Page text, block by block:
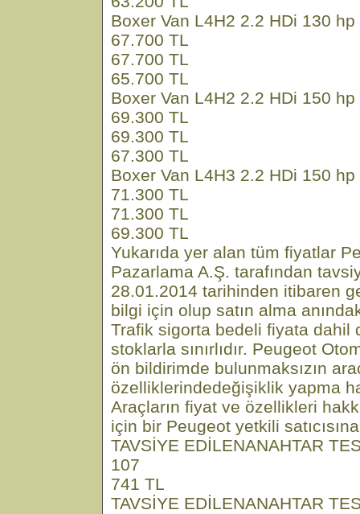
Boxer Van L4H2 2.2 HDi 130
67.700 TL
67.700 TL
65.700 TL
Boxer Van L4H2 2.2 HDi 150
69.300 TL
69.300 TL
67.300 TL
Boxer Van L4H3 2.2 HDi 150
71.300 TL
71.300 TL
69.300 TL
Yukarıda yer alan tüm fiyatlar
Pazarlama A.Ş. tarafından
28.01.2014 tarihinden itibaren
bilgi için olup satın alma
Trafik sigorta bedeli fiyata dahil
stoklarla sınırlıdır. Peugeot
ön bildirimde bulunmaksızın
özelliklerindedeğişiklik yapma
Araçların fiyat ve özellikleri
için bir Peugeot yetkili satıcısına
TAVSİYE EDİLENANAHTAR
107
741 TL
TAVSİYE EDİLENANAHTAR